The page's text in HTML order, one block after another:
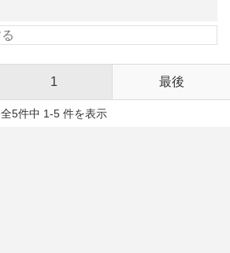
1 最後
全5件中 1-5 件を表示